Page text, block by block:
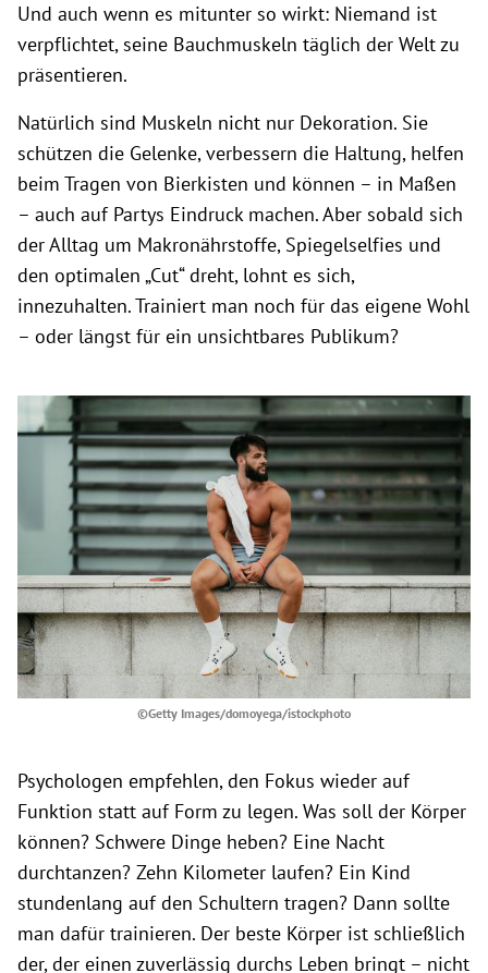
Und auch wenn es mitunter so wirkt: Niemand ist
verpflichtet, seine Bauchmuskeln täglich der Welt zu
präsentieren.
Natürlich sind Muskeln nicht nur Dekoration. Sie
schützen die Gelenke, verbessern die Haltung, helfen
beim Tragen von Bierkisten und können – in Maßen
– auch auf Partys Eindruck machen. Aber sobald sich
der Alltag um Makronährstoffe, Spiegelselfies und
den optimalen „Cut“ dreht, lohnt es sich,
innezuhalten. Trainiert man noch für das eigene Wohl
– oder längst für ein unsichtbares Publikum?
©Getty Images/domoyega/istockphoto
Psychologen empfehlen, den Fokus wieder auf
Funktion statt auf Form zu legen. Was soll der Körper
können? Schwere Dinge heben? Eine Nacht
durchtanzen? Zehn Kilometer laufen? Ein Kind
stundenlang auf den Schultern tragen? Dann sollte
man dafür trainieren. Der beste Körper ist schließlich
der, der einen zuverlässig durchs Leben bringt – nicht